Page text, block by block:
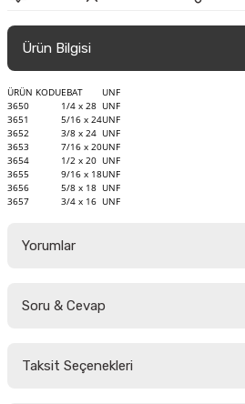
Ürün Bilgisi
ÜRÜN KODUEBAT
UNF
3650
1/4 x 28 UNF
3651
5/16 x 24UNF
3652
3/8 x 24 UNF
3653
7/16 x 20UNF
3654
1/2 x 20 UNF
3655
9/16 x 18UNF
3656
5/8 x 18 UNF
3657
3/4 x 16 UNF
Yorumlar
Soru & Cevap
Taksit Seçenekleri